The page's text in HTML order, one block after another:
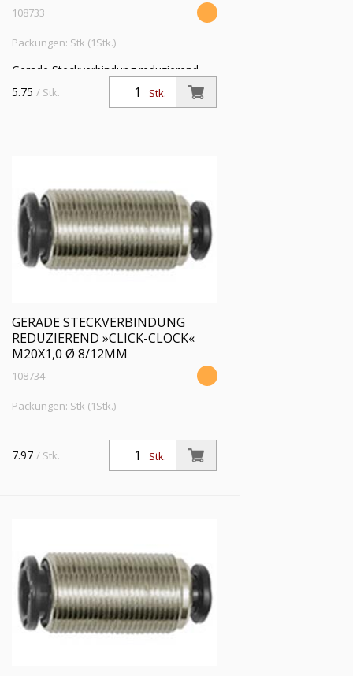
108733
Packungen: Stk (1Stk.)
Gerade Steckverbindung reduzierend
»click-clock«, M17x1,0, für Schl.-Außen-
Ø 8/10 mm, Arbeitsdruck max. 16 bar,
Stk.
5.75 / Stk.
GERADE STECKVERBINDUNG
REDUZIEREND »CLICK-CLOCK«
M20X1,0 Ø 8/12MM
108734
Packungen: Stk (1Stk.)
Stk.
7.97 / Stk.